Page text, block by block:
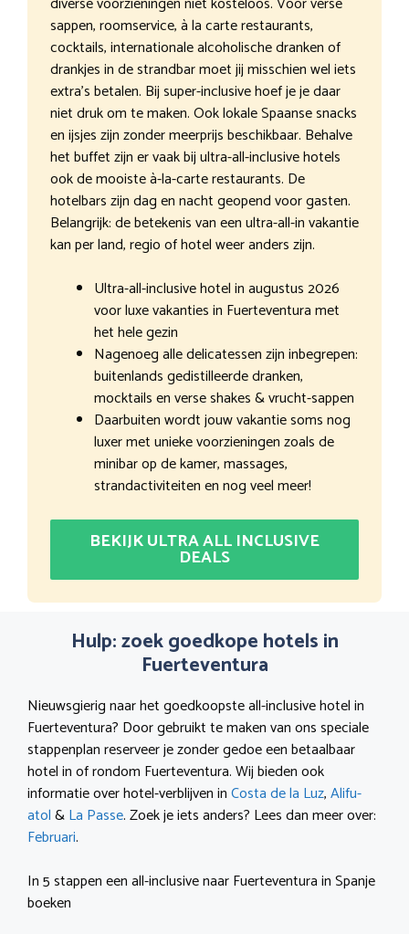
sappen, roomservice, à la carte restaurants,
cocktails, internationale alcoholische dranken of
drankjes in de strandbar moet jij misschien wel iets
extra’s betalen. Bij super-inclusive hoef je je daar
niet druk om te maken. Ook lokale Spaanse snacks
en ijsjes zijn zonder meerprijs beschikbaar. Behalve
het buffet zijn er vaak bij ultra-all-inclusive hotels
ook de mooiste à-la-carte restaurants. De
hotelbars zijn dag en nacht geopend voor gasten.
Belangrijk: de betekenis van een ultra-all-in vakantie
kan per land, regio of hotel weer anders zijn.
Ultra-all-inclusive hotel in augustus 2026
voor luxe vakanties in Fuerteventura met
het hele gezin
Nagenoeg alle delicatessen zijn inbegrepen:
buitenlands gedistilleerde dranken,
mocktails en verse shakes & vrucht-sappen
Daarbuiten wordt jouw vakantie soms nog
luxer met unieke voorzieningen zoals de
minibar op de kamer, massages,
strandactiviteiten en nog veel meer!
BEKIJK ULTRA ALL INCLUSIVE
DEALS
Hulp: zoek goedkope hotels in
Fuerteventura
Nieuwsgierig naar het goedkoopste all-inclusive hotel in
Fuerteventura? Door gebruikt te maken van ons speciale
stappenplan reserveer je zonder gedoe een betaalbaar
hotel in of rondom Fuerteventura. Wij bieden ook
informatie over hotel-verblijven inCosta de la Luz,Alifu-
atol&La Passe. Zoek je iets anders? Lees dan meer over:
Februari.
In 5 stappen een all-inclusive naar Fuerteventura in Spanje
boeken